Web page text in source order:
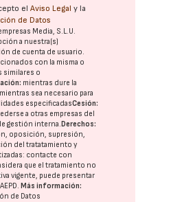
elAviso Legal y la
de Datos
Media, S.L.U.
a nuestra(s)
de cuenta de usuario.
con la misma o
similares o
mientras dure la
sea necesario para
especificadasCesión:
a otras empresas del
gestión interna.Derechos:
oposición, supresión,
del tratatamiento y
contacte con
que el tratamiento no
vigente, puede presentar
AEPD.Más información:
de Datos